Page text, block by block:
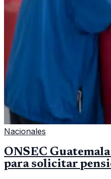
Nacionales
ONSEC
para solicitar